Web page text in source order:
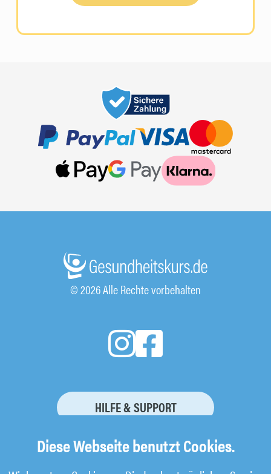
© 2026 Alle Rechte vorbehalten
HILFE & SUPPORT
KURSBUCHUNG STORNIEREN
Diese Webseite benutzt Cookies.